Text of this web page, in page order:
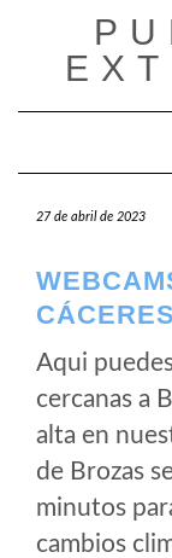
contenido
27 de abril de 2023
CÁCERES
Aqui
cercanas a
alta en
de Brozas
minutos
cambios